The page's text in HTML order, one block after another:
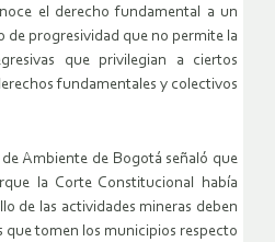
el derecho fundamental a un
de progresividad que no permite la
que privilegian a ciertos
fundamentales y colectivos
Ambiente de Bogotá señaló que
la Corte Constitucional había
de las actividades mineras deben
que tomen los municipios respecto